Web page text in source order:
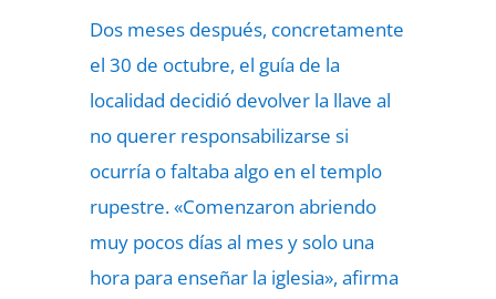
Dos meses después, concretamente
el 30 de octubre, el guía de la
localidad decidió devolver la llave al
no querer responsabilizarse si
ocurría o faltaba algo en el templo
rupestre. «Comenzaron abriendo
muy pocos días al mes y solo una
hora para enseñar la iglesia», afirma